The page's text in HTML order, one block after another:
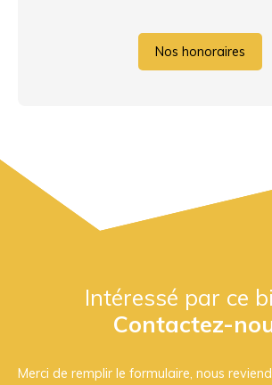
Nos honoraires
Intéressé par ce
Contactez-
Merci de remplir le formulaire, nous